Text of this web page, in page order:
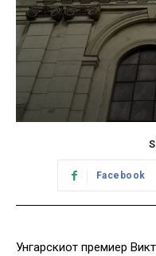
Facebook
Унгарскиот премиер